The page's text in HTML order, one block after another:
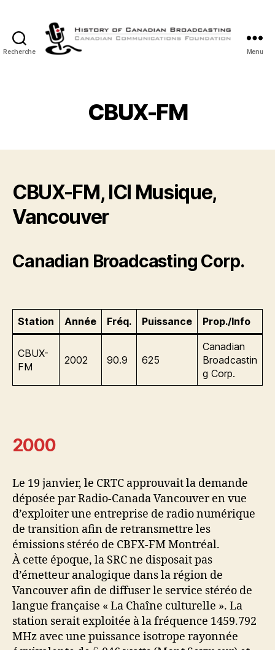
Recherche
Radiodiffusion
Canadienne
Menu
CBUX-FM
CBUX-FM, ICI Musique,
Vancouver
Canadian Broadcasting Corp.
Station Année Fréq. Puissance Prop./Info
CBUX-
FM
2002 90.9 625
Canadian
Broadcastin
g Corp.
2000
Le 19 janvier, le CRTC approuvait la demande
déposée par Radio-Canada Vancouver en vue
d’exploiter une entreprise de radio numérique
de transition afin de retransmettre les
émissions stéréo de CBFX-FM Montréal.
À cette époque, la SRC ne disposait pas
d’émetteur analogique dans la région de
Vancouver afin de diffuser le service stéréo de
langue française « La Chaîne culturelle ». La
station serait exploitée à la fréquence 1459.792
MHz avec une puissance isotrope rayonnée